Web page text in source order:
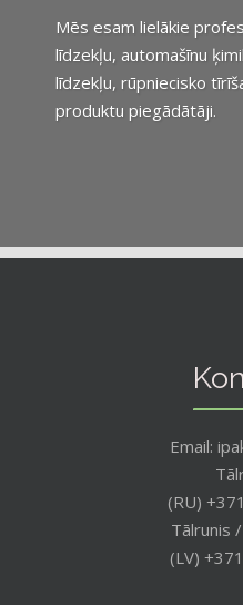
Mēs esam lielākie
līdzekļu, automašīnu
līdzekļu, rūpniecisko
produktu piegādātāji.
Email:
(RU)
Tālrunis
(LV)